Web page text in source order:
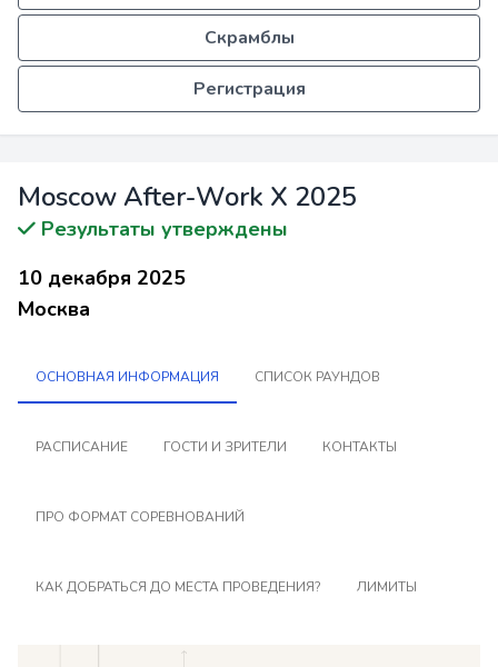
Скрамблы
Регистрация
Moscow After-Work X 2025
Результаты утверждены
10 декабря 2025
Москва
ОСНОВНАЯ ИНФОРМАЦИЯ СПИСОК РАУНДОВ
РАСПИСАНИЕ ГОСТИ И ЗРИТЕЛИ КОНТАКТЫ
ПРО ФОРМАТ СОРЕВНОВАНИЙ
КАК ДОБРАТЬСЯ ДО МЕСТА ПРОВЕДЕНИЯ? ЛИМИТЫ